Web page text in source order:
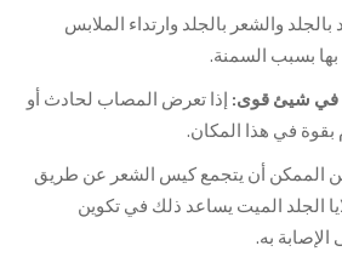
والشعر بالجلد وارتداء الملابس
بسبب السمنة.
في شيئ قوى:إذا تعرض المصاب لحادث أو
في هذا المكان.
الممكن أن يتجمع كيس الشعر عن طريق
الجلد الميت يساعد ذلك في تكوين
الإصابة به.